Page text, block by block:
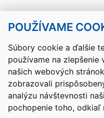
POUŽÍVAME
Súbory cookie a ďalšie
používame na zlepšenie
našich webových
zobrazovali
analýzu návštevnosti
pochopenie toho, odkiaľ
Kontakty Mapa stránky RSS
Nastavenia cookies
Prevádzkovateľom služby je
vývoja a mládeže Slovenskej